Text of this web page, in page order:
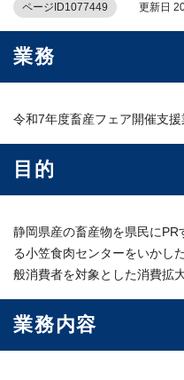
ページID1077449 更新日
業務
令和7年度畜産フェア開催支
目的
静岡県産の畜産物を県民に
る小笠食肉センターをいかし
般消費者を対象とした消費拡
業務内容